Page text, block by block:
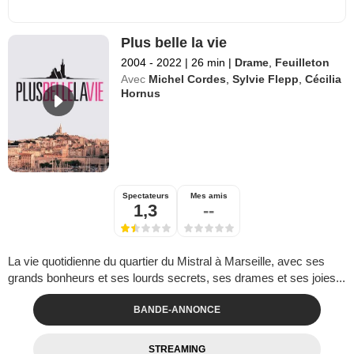
Plus belle la vie
2004 - 2022 | 26 min | Drame Feuilleton
Avec Michel Cordes ,Sylvie Flepp ,Cécilia
Hornus
Spectateurs
1,3
Mes amis
--
La vie quotidienne du quartier du Mistral à Marseille, avec ses
grands bonheurs et ses lourds secrets, ses drames et ses joies...
BANDE-ANNONCE
STREAMING